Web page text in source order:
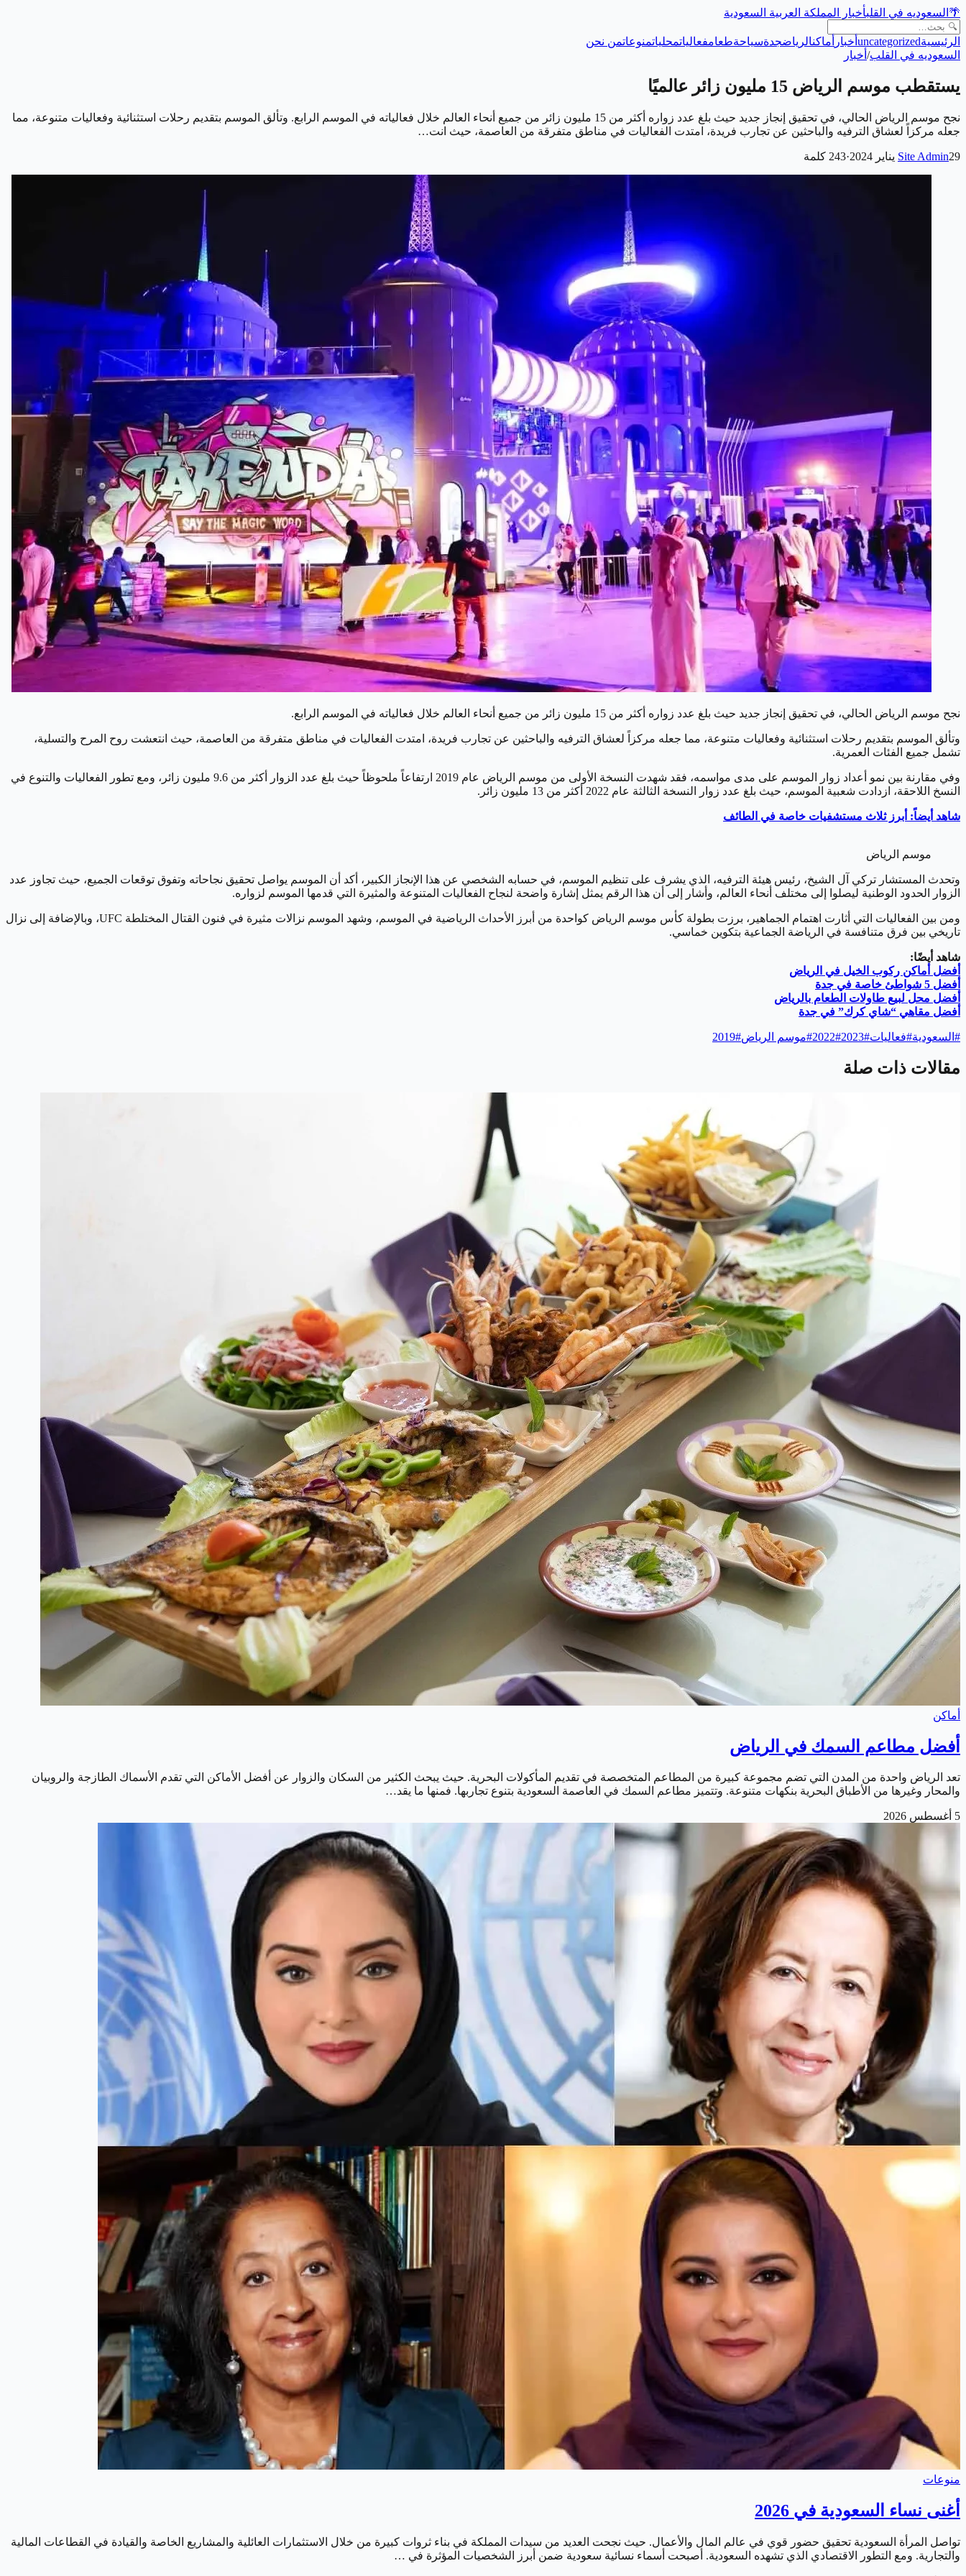
🌴 السعوديه في القلبأخبار المملكة العربية السعودية
الرئيسيةuncategorized أخبار أماكنالرياضجدةسياحةطعامفعالياتمحلياتمنوعاتمن نحن
السعوديه في القلب/ أخبار
يستقطب موسم الرياض 15 مليون زائر عالميًا
نجح موسم الرياض الحالي، في تحقيق إنجاز جديد حيث بلغ عدد زواره أكثر من 15 مليون زائر من جميع أنحاء العالم خلال فعالياته في الموسم الرابع. وتألق الموسم بتقديم رحلات استثنائية وفعاليات متنوعة، مما
جعله مركزاً لعشاق الترفيه والباحثين عن تجارب فريدة، امتدت الفعاليات في مناطق متفرقة من العاصمة، حيث انت…
Site Admin29 يناير 2024 ·
243 كلمة
نجح موسم الرياض الحالي، في تحقيق إنجاز جديد حيث بلغ عدد زواره أكثر من 15 مليون زائر من جميع أنحاء العالم خلال فعالياته في الموسم الرابع.
وتألق الموسم بتقديم رحلات استثنائية وفعاليات متنوعة، مما جعله مركزاً لعشاق الترفيه والباحثين عن تجارب فريدة، امتدت الفعاليات في مناطق متفرقة من العاصمة، حيث انتعشت روح المرح والتسلية،
تشمل جميع الفئات العمرية.
وفي مقارنة بين نمو أعداد زوار الموسم على مدى مواسمه، فقد شهدت النسخة الأولى من موسم الرياض عام 2019 ارتفاعاً ملحوظاً حيث بلغ عدد الزوار أكثر من 9.6 مليون زائر، ومع تطور الفعاليات والتنوع في
النسخ اللاحقة، ازدادت شعبية الموسم، حيث بلغ عدد زوار النسخة الثالثة عام 2022 أكثر من 13 مليون زائر.
شاهد أيضاً: أبرز ثلاث مستشفيات خاصة في الطائف
موسم الرياض
وتحدث المستشار تركي آل الشيخ، رئيس هيئة الترفيه، الذي يشرف على تنظيم الموسم، في حسابه الشخصي عن هذا الإنجاز الكبير، أكد أن الموسم يواصل تحقيق نجاحاته وتفوق توقعات الجميع، حيث تجاوز عدد
الزوار الحدود الوطنية ليصلوا إلى مختلف أنحاء العالم، وأشار إلى أن هذا الرقم يمثل إشارة واضحة لنجاح الفعاليات المتنوعة والمثيرة التي قدمها الموسم لزواره.
ومن بين الفعاليات التي أثارت اهتمام الجماهير، برزت بطولة كأس موسم الرياض كواحدة من أبرز الأحداث الرياضية في الموسم، وشهد الموسم نزالات مثيرة في فنون القتال المختلطة UFC، وبالإضافة إلى نزال
تاريخي بين فرق متنافسة في الرياضة الجماعية بتكوين خماسي.
شاهد أيضًا:
أفضل أماكن ركوب الخيل في الرياض
أفضل 5 شواطئ خاصة في جدة
أفضل محل لبيع طاولات الطعام بالرياض
أفضل مقاهي “شاي كرك” في جدة
# السعودية#فعاليات#
2023
#
2022
#موسم الرياض#
2019
مقالات ذات صلة
أماكن
أفضل مطاعم السمك في الرياض
تعد الرياض واحدة من المدن التي تضم مجموعة كبيرة من المطاعم المتخصصة في تقديم المأكولات البحرية. حيث يبحث الكثير من السكان والزوار عن أفضل الأماكن التي تقدم الأسماك الطازجة والروبيان
والمحار وغيرها من الأطباق البحرية بنكهات متنوعة. وتتميز مطاعم السمك في العاصمة السعودية بتنوع تجاربها. فمنها ما يقد…
5 أغسطس 2026
منوعات
أغنى نساء السعودية في 2026
تواصل المرأة السعودية تحقيق حضور قوي في عالم المال والأعمال. حيث نجحت العديد من سيدات المملكة في بناء ثروات كبيرة من خلال الاستثمارات العائلية والمشاريع الخاصة والقيادة في القطاعات المالية
والتجارية. ومع التطور الاقتصادي الذي تشهده السعودية. أصبحت أسماء نسائية سعودية ضمن أبرز الشخصيات المؤثرة في …